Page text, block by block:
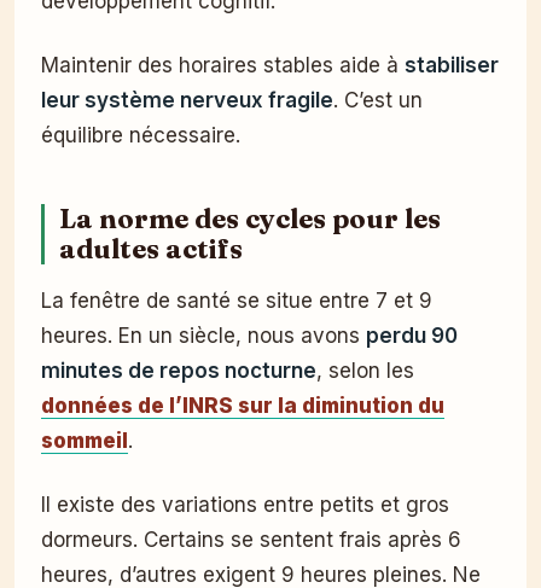
Maintenir des horaires stables aide à stabiliser
leur système nerveux fragile. C’est un
équilibre nécessaire.
La norme des cycles pour les
adultes actifs
La fenêtre de santé se situe entre 7 et 9
heures. En un siècle, nous avons perdu 90
minutes de repos nocturne, selon les
données de l’INRS sur la diminution du
sommeil.
Il existe des variations entre petits et gros
dormeurs. Certains se sentent frais après 6
heures, d’autres exigent 9 heures pleines. Ne